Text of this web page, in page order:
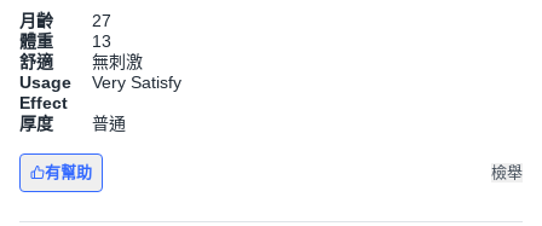
月齡
27
體重
13
舒適
無刺激
Usage
Effect
Very Satisfy
厚度 普通
有幫助 檢舉